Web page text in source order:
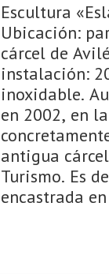
Escultura
Ubicación:
cárcel de
instalación:
inoxidable.
en 2002, en
antigua
Turismo. Es
encastrada